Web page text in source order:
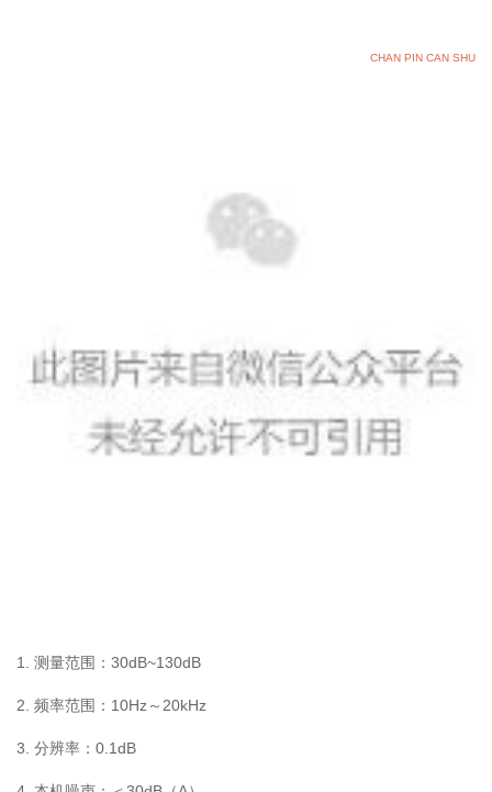
CHAN PIN CAN SHU
1. 测量范围：30dB~130dB
2. 频率范围：10Hz～20kHz
3. 分辨率：0.1dB